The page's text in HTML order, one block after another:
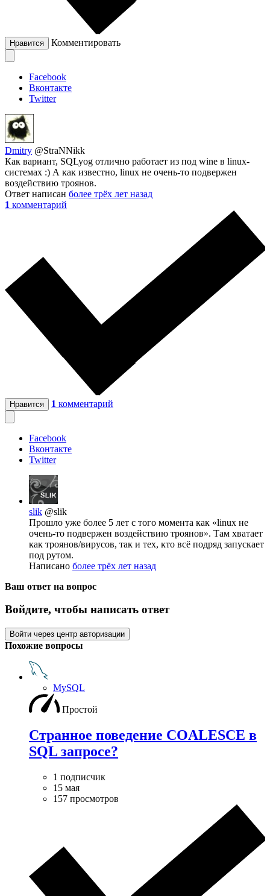
Нравится Комментировать
Facebook
Вконтакте
Twitter
Dmitry @StraNNikk
Как вариант, SQLyog отлично работает из под wine в linux-
системах :) А как известно, linux не очень-то подвержен
воздействию троянов.
Ответ написан более трёх лет назад
1 комментарий
Нравится 1 комментарий
Facebook
Вконтакте
Twitter
slik @slik
Прошло уже более 5 лет с того момента как «linux не
очень-то подвержен воздействию троянов». Там хватает
как троянов/вирусов, так и тех, кто всё подряд запускает
под рутом.
Написано более трёх лет назад
Ваш ответ на вопрос
Войдите, чтобы написать ответ
Войти через центр авторизации
Похожие вопросы
MySQL
Простой
Странное поведение COALESCE в
SQL запросе?
1 подписчик
15 мая
157 просмотров